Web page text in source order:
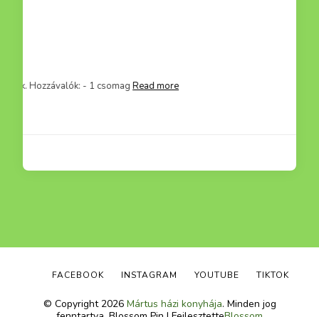
© Copyright 2026 Mártus házi konyhája. Minden jog
FACEBOOK INSTAGRAM YOUTUBE TIKTOK